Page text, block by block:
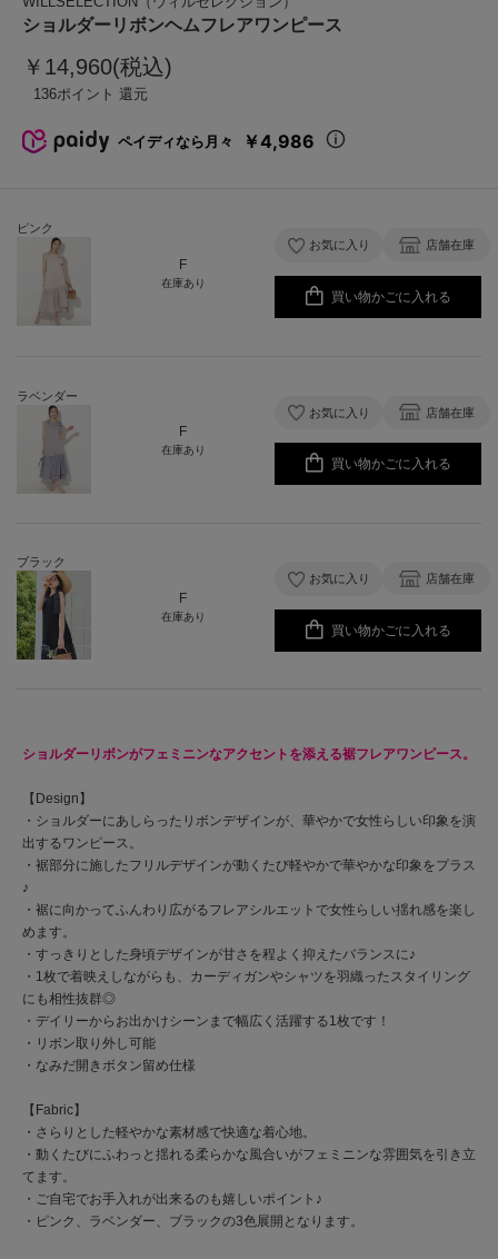
ショルダーリボンヘムフレアワンピース
￥14,960(税込)
136
ピンク
F
在庫あり
お気に入り 店舗在庫
買い物かごに入れる
ラベンダー
F
在庫あり
お気に入り 店舗在庫
買い物かごに入れる
ブラック
F
在庫あり
お気に入り 店舗在庫
買い物かごに入れる
ペイディなら月々 ￥4,986
ショルダーリボンがフェミニンなアクセントを添える裾フレアワンピース。
【Design】
・ショルダーにあしらったリボンデザインが、華やかで女性らしい印象を演
出するワンピース。
・裾部分に施したフリルデザインが動くたび軽やかで華やかな印象をプラス
♪
・裾に向かってふんわり広がるフレアシルエットで女性らしい揺れ感を楽し
めます。
・すっきりとした身頃デザインが甘さを程よく抑えたバランスに♪
・1枚で着映えしながらも、カーディガンやシャツを羽織ったスタイリング
にも相性抜群◎
・デイリーからお出かけシーンまで幅広く活躍する1枚です！
・リボン取り外し可能
・なみだ開きボタン留め仕様
【Fabric】
・さらりとした軽やかな素材感で快適な着心地。
・動くたびにふわっと揺れる柔らかな風合いがフェミニンな雰囲気を引き立
てます。
・ご自宅でお手入れが出来るのも嬉しいポイント♪
・ピンク、ラベンダー、ブラックの3色展開となります。